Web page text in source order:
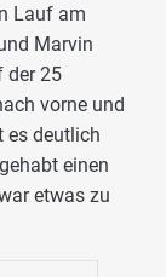
Lauf am
Marvin
der 25
vorne und
es deutlich
einen
etwas zu